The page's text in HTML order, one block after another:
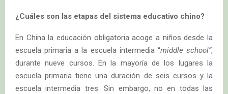
¿Cuáles son las etapas del sistema educativo chino?
En China la educación obligatoria acoge a niños desde la
escuela primaria a la escuela intermedia “middle school”,
durante nueve cursos. En la mayoría de los lugares la
escuela primaria tiene una duración de seis cursos y la
escuela intermedia tres. Sin embargo, no en todas las